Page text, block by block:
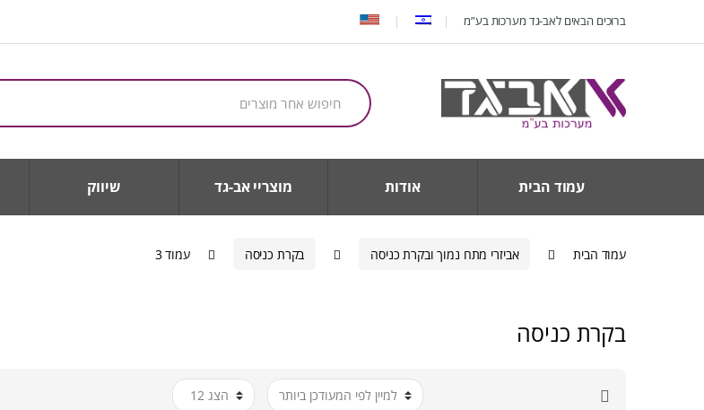
ברוכים הבאים לאב-גד מערכות בע”מ
חיפוש
עבור:
עמוד הבית אודות מוצריי אב-גד שיווק
עמוד הבית אביזרי מתח נמוך ובקרת כניסה בקרת כניסה עמוד 3
בקרת כניסה